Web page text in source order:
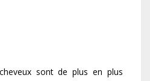
sont de plus en plus